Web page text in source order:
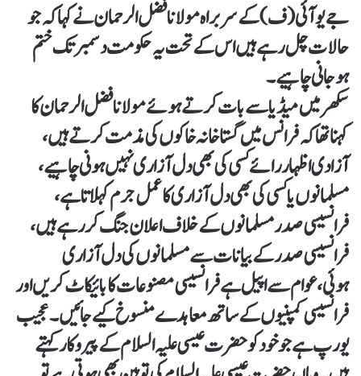
جے یو آئی (ف) کے سربراہ مولانا فضل الرحمان نے کہا کہ جو
حالات چل رہے ہیں اس کے تحت یہ حکومت دسمبر تک ختم
ہوجانی چاہیے۔
سکھر میں میڈیا سے بات کرتے ہوئے مولانا فضل الرحمان کا
کہنا تھا کہ فرانس میں گستاخانہ خاکوں کی مذمت کرتے ہیں،
آزادی اظہار رائے کسی کی بھی دل آزاری نہیں ہونی چاہیے،
مسلمانوں یا کسی کی بھی دل آزاری کا عمل جرم کہلاتا ہے،
فرانسیسی صدر مسلمانوں کے خلاف اعلان جنگ کررہے ہیں،
فرانسیسی صدر کے بیانات سے مسلمانوں کی دل آزاری
ہوئی،عوام سے اپیل ہے فرانسیسی مصنوعات کا بائیکاٹ کریں اور
فرانسیسی کمپنیوں کے ساتھ معاہدے منسوخ کیے جائیں۔ عجیب
یورپ ہے جو خود کو حضرت عیسی علیہ السلام کے پیروکار کہتے